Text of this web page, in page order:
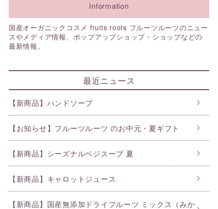
Information
国産オーガニックコスメ fruits roots フルーツルーツのニュー
スやメディア情報、ポップアップショップ・ショップなどの
最新情報。
最近ニュース
【新商品】ハンドソープ
【お知らせ】フルーツルーツ のお中元・夏ギフト
【新商品】シーズナルベジスープ 夏
【新商品】キャロットジュース
【新商品】国産無添加ドライフルーツ ミックス（みか